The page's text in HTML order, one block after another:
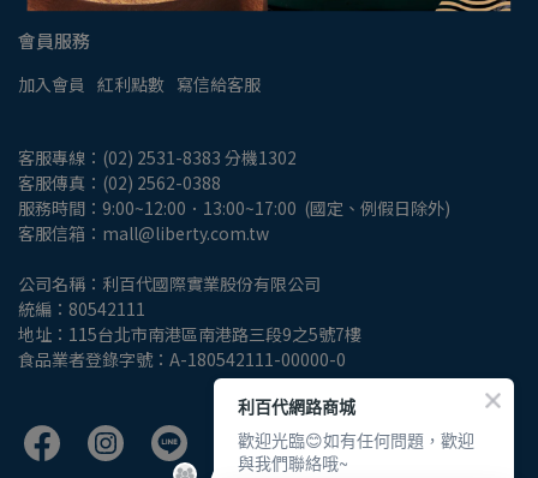
會員服務
加入會員 紅利點數 寫信給客服
客服專線：(02) 2531-8383 分機1302
客服傳真：(02) 2562-0388
服務時間：9:00~12:00．13:00~17:00  (國定、例假日除外)
客服信箱：mall@liberty.com.tw
公司名稱：利百代國際實業股份有限公司
統編：80542111
地址：115台北市南港區南港路三段9之5號7樓
食品業者登錄字號：A-180542111-00000-0
利百代網路商城
歡迎光臨😊如有任何問題，歡迎
與我們聯絡哦~